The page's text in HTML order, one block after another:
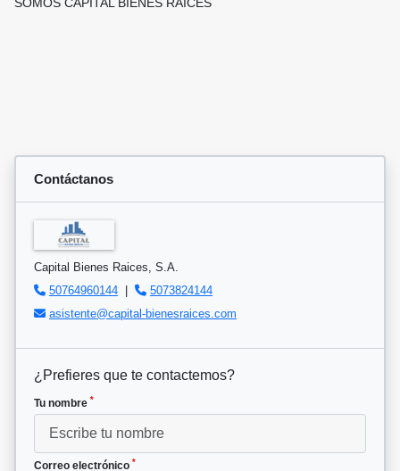
Contáctanos
Capital Bienes Raices, S.A.
50764960144 |
5073824144
asistente@capital-bienesraices.com
¿Prefieres que te contactemos?
Tu nombre *
Correo electrónico *